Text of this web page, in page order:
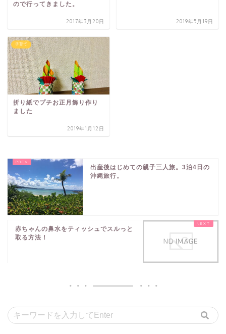
ので行ってきました。
2017年3月20日 2019年5月19日
子育て
折り紙でプチお正月飾り作り
ました
2019年1月12日
出産後はじめての親子三人旅。3泊4日の
沖縄旅行。
赤ちゃんの鼻水をティッシュでスルっと
取る方法！